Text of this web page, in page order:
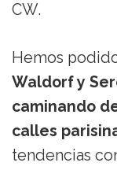
CW.
Hemos
Waldorf y
caminando
calles
tendencias